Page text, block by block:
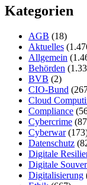
Kategorien
AGB (18)
Aktuelles
Allgemein
Behörden
BVB (2)
CIO-Bund
Cloud
Compliance
Cybercrime
Cyberwar
Datenschutz
Digitale
Digitale
Digitalisierung